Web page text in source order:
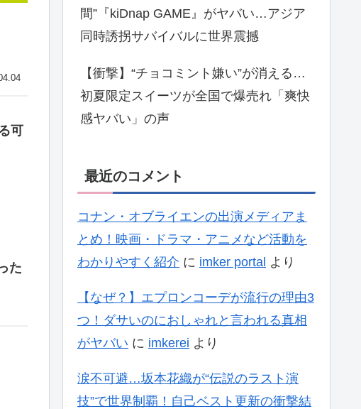
可
た
間”『kiDnap GAME』がヤバい…アジア
同時誘拐サバイバルに世界震撼
【衝撃】“チョコミント嫌い”が消える…
初夏限定スイーツが全国で爆売れ「爽快
感ヤバい」の声
最近のコメント
コナン・オブライエンの出演メディアま
とめ！映画・ドラマ・アニメなど活動を
わかりやすく紹介 に imker portal より
【なぜ？】エプロンコーデが流行の理由3
つ！ダサいのにおしゃれと言われる真相
がヤバい に imkerei より
涙不可避…坂本花織が“伝説のラスト演
技”で世界制覇！自己ベスト更新の衝撃結